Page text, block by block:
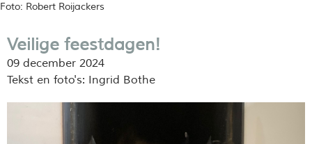
Foto: Robert Roijackers
Veilige feestdagen!
09 december 2024
Tekst en foto's: Ingrid Bothe